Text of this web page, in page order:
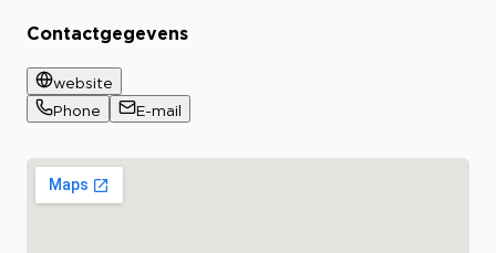
Contactgegevens
website
Phone
E-mail